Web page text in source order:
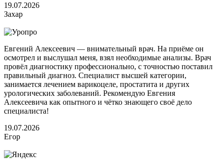
19.07.2026
Захар
Евгений Алексеевич — внимательный врач. На приёме он
осмотрел и выслушал меня, взял необходимые анализы. Врач
провёл диагностику профессионально, с точностью поставил
правильный диагноз. Специалист высшей категории,
занимается лечением варикоцеле, простатита и других
урологических заболеваний. Рекомендую Евгения
Алексеевича как опытного и чётко знающего своё дело
специалиста!
19.07.2026
Егор